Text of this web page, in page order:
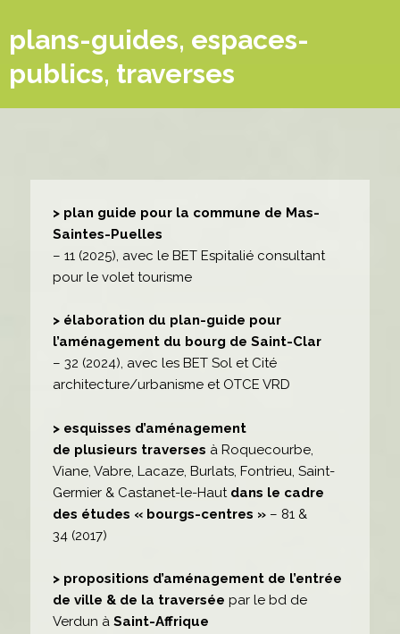
plans-guides, espaces-
publics, traverses
> plan guide pour la commune de Mas-
Saintes-Puelles
– 11 (2025), avec le BET Espitalié consultant
pour le volet tourisme
> élaboration du plan-guide pour
l’aménagement du bourg de Saint-Clar
– 32 (2024), avec les BET Sol et Cité
architecture/urbanisme et OTCE VRD
> esquisses d’aménagement
de plusieurs traverses à Roquecourbe,
Viane, Vabre, Lacaze, Burlats, Fontrieu, Saint-
Germier & Castanet-le-Hautdans le cadre
des études « bourgs-centres » – 81 &
34 (2017)
> propositions d’aménagement de l’entrée
de ville & de la traversée par le bd de
Verdun à Saint-Affrique